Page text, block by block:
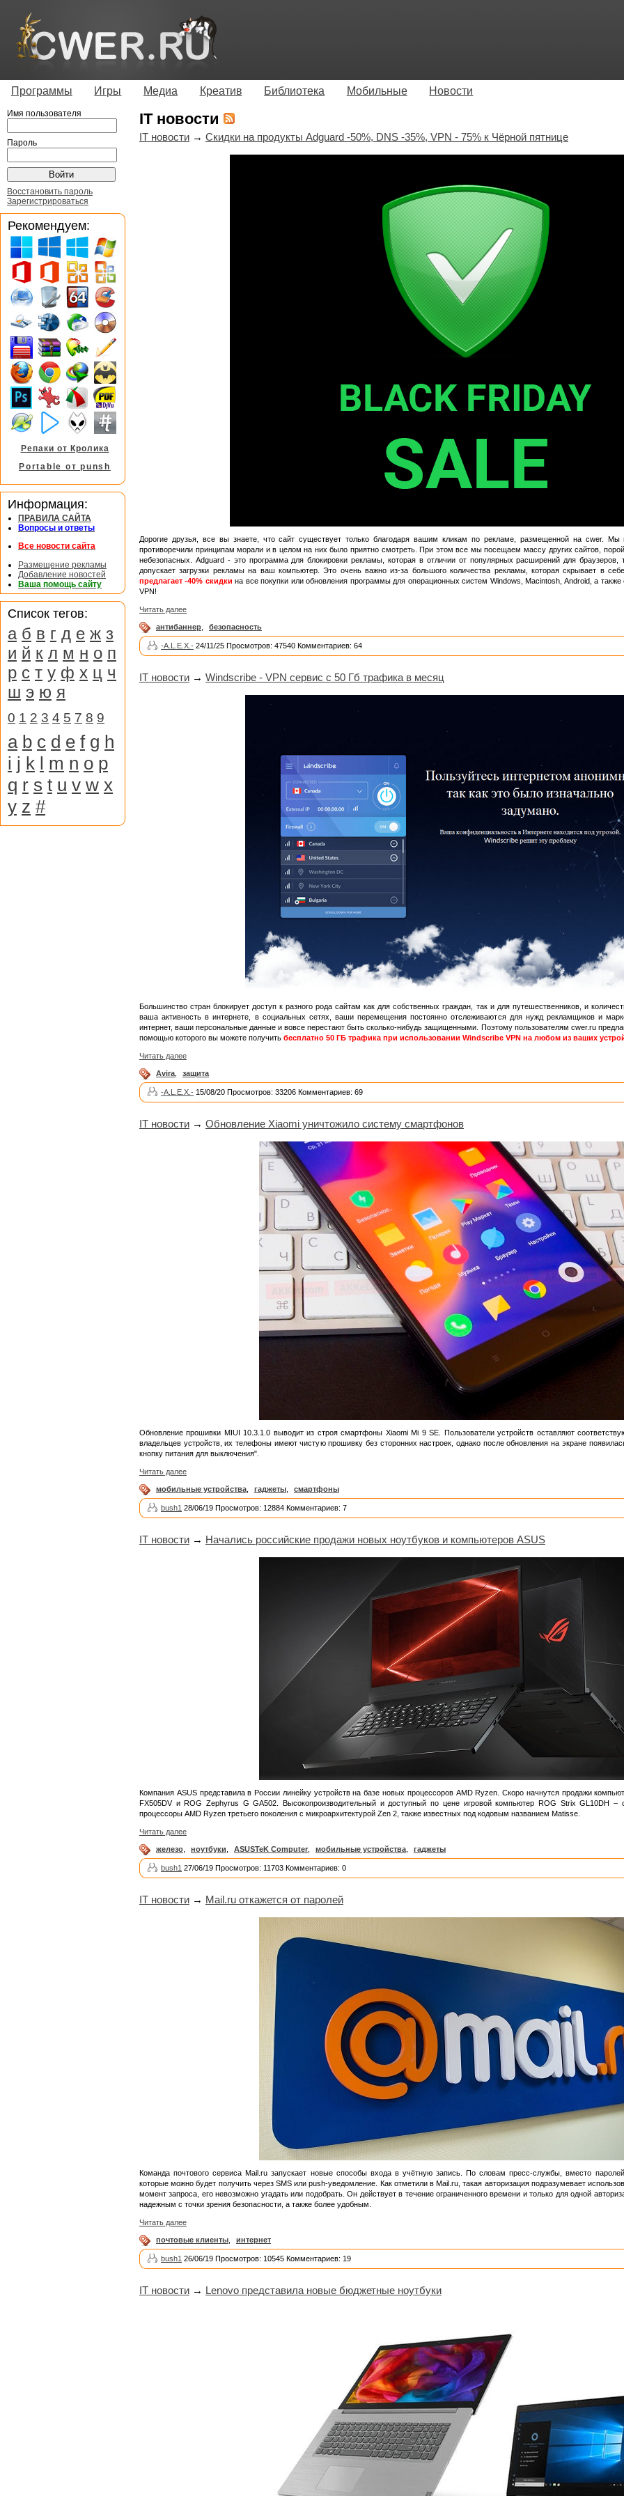
Программы Игры Медиа Креатив Библиотека Мобильные Новости
IT новости
IT новости → Скидки на продукты Adguard -50%, DNS -35%, VPN - 75% к Чёрной пятнице
Дорогие друзья, все вы знаете, что сайт существует только благодаря вашим кликам по рекламе, размещенной на cwer.
противоречили принципам морали и в целом на них было приятно смотреть. При этом все мы посещаем массу других сайтов,
небезопасных. Adguard - это программа для блокировки рекламы, которая в отличии от популярных расширений для браузеров,
допускает загрузки рекламы на ваш компьютер. Это очень важно из-за большого количества рекламы, которая скрывает в
предлагает -40% скидки на все покупки или обновления программы для операционных систем Windows, Macintosh, Android, а также
VPN!
Читать далее
антибаннер безопасность
-A.L.E.X.- 24/11/25 Просмотров: 47540 Комментариев: 64
IT новости → Windscribe - VPN сервис с 50 Гб трафика в месяц
Большинство стран блокирует доступ к разного рода сайтам как для собственных граждан, так и для путешественников, и
ваша активность в интернете, в социальных сетях, ваши перемещения постоянно отслеживаются для нужд рекламщиков и
интернет, ваши персональные данные и вовсе перестают быть сколько-нибудь защищенными. Поэтому пользователям cwer.ru
помощью которого вы можете получить бесплатно 50 ГБ трафика при использовании Windscribe VPN на любом из ваших
Читать далее
Avira защита
-A.L.E.X.- 15/08/20 Просмотров: 33206 Комментариев: 69
IT новости → Обновление Xiaomi уничтожило систему смартфонов
Обновление прошивки MIUI 10.3.1.0 выводит из строя смартфоны Xiaomi Mi 9 SE. Пользователи устройств оставляют
владельцев устройств, их телефоны имеют чистую прошивку без сторонних настроек, однако после обновления на экране
кнопку питания для выключения".
Читать далее
мобильные устройства гаджеты смартфоны
bush1 28/06/19 Просмотров: 12884 Комментариев: 7
IT новости → Начались российские продажи новых ноутбуков и компьютеров ASUS
Компания ASUS представила в России линейку устройств на базе новых процессоров AMD Ryzen. Скоро начнутся продажи
FX505DV и ROG Zephyrus G GA502. Высокопроизводительный и доступный по цене игровой компьютер ROG Strix GL10DH
процессоры AMD Ryzen третьего поколения с микроархитектурой Zen 2, также известных под кодовым названием Matisse.
Читать далее
железо ноутбуки ASUSTeK Computer мобильные устройства гаджеты
bush1 27/06/19 Просмотров: 11703 Комментариев: 0
IT новости → Mail.ru откажется от паролей
Команда почтового сервиса Mail.ru запускает новые способы входа в учётную запись. По словам пресс-службы, вместо
которые можно будет получить через SMS или push-уведомление. Как отметили в Mail.ru, такая авторизация подразумевает
момент запроса, его невозможно угадать или подобрать. Он действует в течение ограниченного времени и только для одной
надежным с точки зрения безопасности, а также более удобным.
Читать далее
почтовые клиенты интернет
bush1 26/06/19 Просмотров: 10545 Комментариев: 19
IT новости → Lenovo представила новые бюджетные ноутбуки
Имя пользователя
Пароль
Восстановить пароль
Зарегистрироваться
Рекомендуем:
Репаки от Кролика
Portable от punsh
Информация:
ПРАВИЛА САЙТА
Вопросы и ответы
Все новости сайта
Размещение рекламы
Добавление новостей
Ваша помощь сайту
Список тегов:
а б в г д е ж з
и й к л м н о п
р с т у ф х ц ч
ш э ю я
0 1 2 3 4 5 7 8 9
a b c d e f g h
i j k l m n o p
q r s t u v w x
y z #